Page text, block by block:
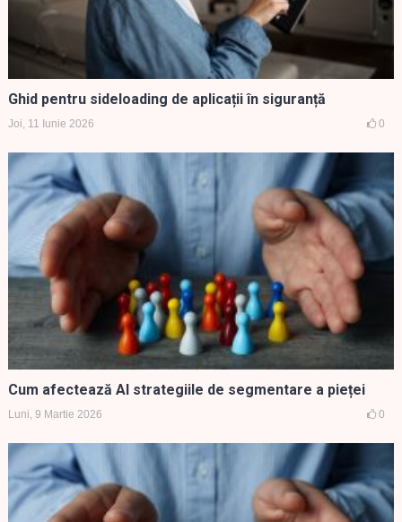
Ghid pentru sideloading de aplicații în siguranță
Joi, 11 Iunie 2026 0
Cum afectează AI strategiile de segmentare a pieței
Luni, 9 Martie 2026 0